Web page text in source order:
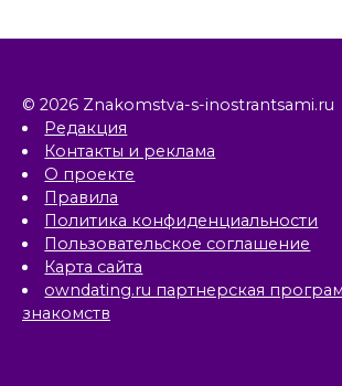
© 2026 Znakomstva-s-inostrantsami.ru
Редакция
Контакты и реклама
О проекте
Правила
Политика конфиденциальности
Пользовательское соглашение
Карта сайта
owndating.ru партнерская
знакомств